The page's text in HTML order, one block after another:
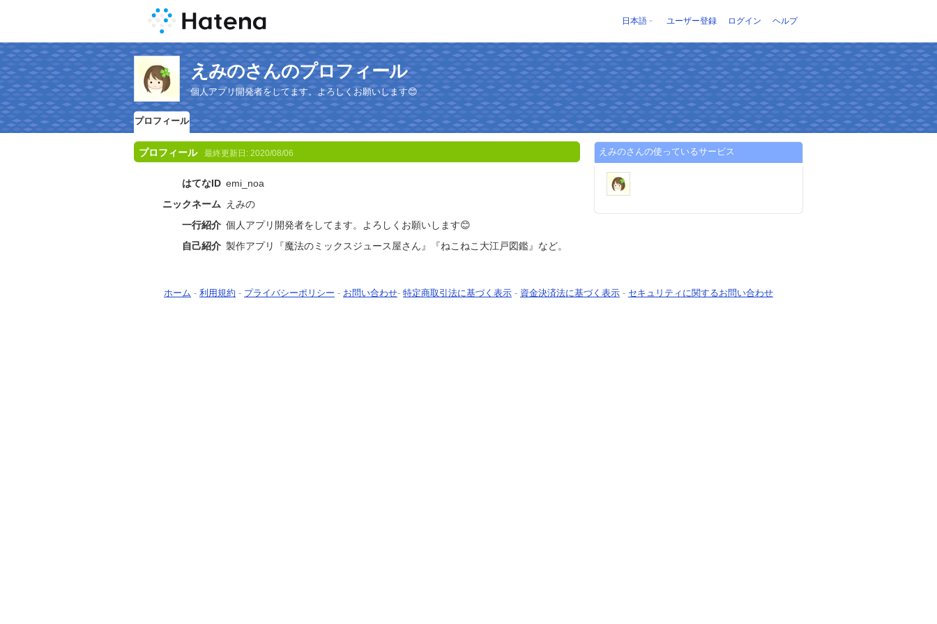
日本語 ユーザー登録 ログイン ヘルプ
えみのさんのプロフィール
個人アプリ開発者をしてます。よろしくお願いします😊
プロフィール
プロフィール 最終更新日: 2020/08/06
はてなID emi_noa
ニックネーム えみの
一行紹介 個人アプリ開発者をしてます。よろしくお願いします😊
自己紹介 製作アプリ『魔法のミックスジュース屋さん』『ねこねこ大江戸図鑑』など。
えみのさんの使っているサービス
ホーム - 利用規約 - プライバシーポリシー - お問い合わせ- 特定商取引法に基づく表示 - 資金決済法に基づく表示 - セキュリティに関するお問い合わせ